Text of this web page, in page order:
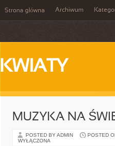
Strona główna Archiwum
KWIATY
MUZYKA NA
POSTED BY ADMIN POSTED
WYŁĄCZONA